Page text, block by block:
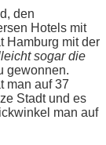
den
Hotels mit
Hamburg mit der
sogar die
gewonnen.
man auf 37
Stadt und es
man auf